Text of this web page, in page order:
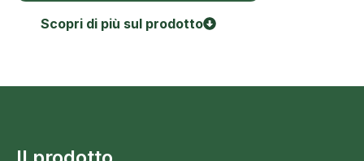
Scopri di più sul prodotto